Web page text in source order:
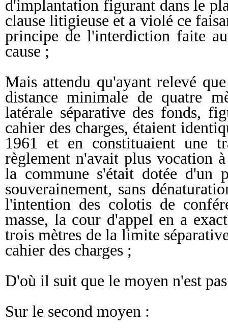
d'implantation figurant dans le
clause litigieuse et a violé ce
principe de l'interdiction faite
cause ;
Mais attendu qu'ayant relevé
distance minimale de quatre
latérale séparative des fonds,
cahier des charges, étaient
1961 et en constituaient une
règlement n'avait plus vocation
la commune s'était dotée d'un
souverainement, sans
l'intention des colotis de
masse, la cour d'appel en a
trois mètres de la limite
cahier des charges ;
D'où il suit que le moyen n'est
Sur le second moyen :